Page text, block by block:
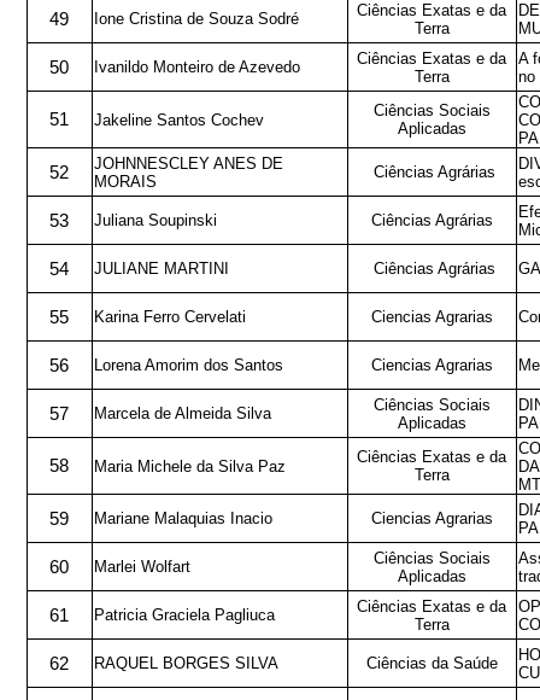
49 Ione Cristina de Souza Sodré
Ciências Exatas e da
Terra
50 Ivanildo Monteiro de Azevedo
Ciências Exatas e da
Terra
A
no
51 Jakeline Santos Cochev
Ciências Sociais
Aplicadas
52
JOHNNESCLEY ANES DE
MORAIS
Ciências Agrárias
53 Juliana Soupinski Ciências Agrárias
54 JULIANE MARTINI Ciências Agrárias
55 Karina Ferro Cervelati Ciencias Agrarias
56 Lorena Amorim dos Santos Ciencias Agrarias
57 Marcela de Almeida Silva
Ciências Sociais
Aplicadas
58 Maria Michele da Silva Paz
Ciências Exatas e da
Terra
MT
59 Mariane Malaquias Inacio Ciencias Agrarias
60 Marlei Wolfart
Ciências Sociais
Aplicadas
61 Patricia Graciela Pagliuca
Ciências Exatas e da
Terra
62 RAQUEL BORGES SILVA Ciências da Saúde